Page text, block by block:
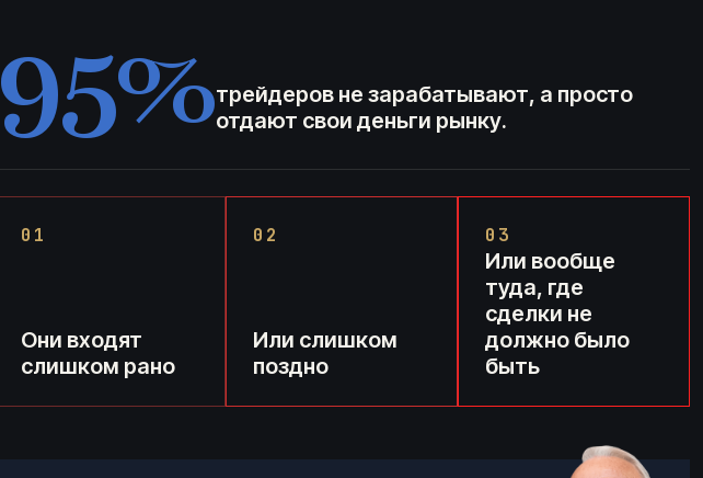
95%трейдеров не зарабатывают, а просто
отдают свои деньги рынку.
01
Они входят
слишком рано
02
Или слишком
поздно
03
Или вообще
туда, где
сделки не
должно было
быть